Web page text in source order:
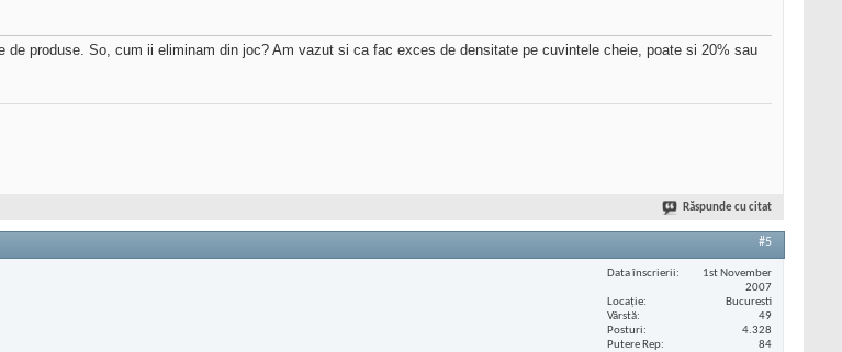
produse. So, cum ii eliminam din joc? Am vazut si ca fac exces de densitate pe cuvintele cheie, poate si 20% sau
Răspunde cu citat
#5
Data înscrierii
1st November
2007
Locaţie
Bucuresti
Vârstă
49
Posturi
4.328
Putere Rep
84